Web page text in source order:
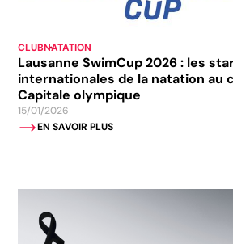
CLUBNATATION
Lausanne SwimCup 2026 : les
internationales de la natation au
Capitale olympique
15/01/2026
EN SAVOIR PLUS